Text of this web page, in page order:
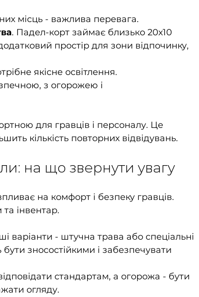
місць - важлива перевага.
. Падел-корт займає близько 20х10
простір для зони відпочинку,
якісне освітлення.
з огорожею і
для гравців і персоналу. Це
кількість повторних відвідувань.
на що звернути увагу
на комфорт і безпеку гравців.
інвентар.
варіанти - штучна трава або спеціальні
зносостійкими і забезпечувати
стандартам, а огорожа - бути
огляду.